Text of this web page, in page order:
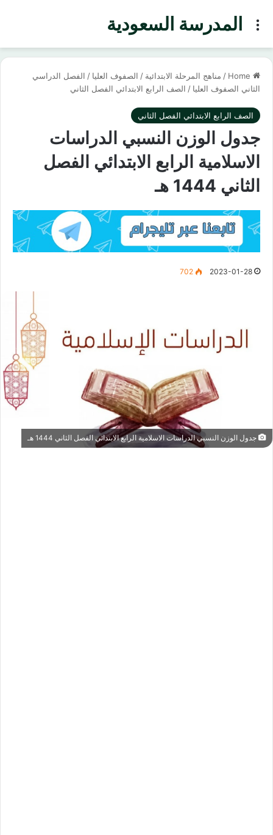
المدرسة السعوديةMenu
/ مناهج المرحلة الابتدائية / الصفوف العليا / الفصل الدراسي
الثاني الصفوف العليا / الصف الرابع الابتدائي الفصل الثاني
الصف الرابع الابتدائي الفصل الثاني
جدول الوزن النسبي الدراسات
الاسلامية الرابع الابتدائي الفصل
الثاني 1444 هـ
2023-01-28
702
جدول الوزن النسبي الدراسات الاسلامية الرابع الابتدائي الفصل الثاني 1444 هـ